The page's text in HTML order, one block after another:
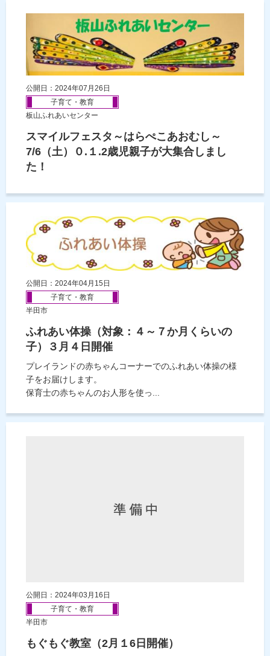
公開日：2024年07月26日
子育て・教育
板山ふれあいセンター
スマイルフェスタ～はらぺこあおむし～
7/6（土）０.１.2歳児親子が大集合しまし
た！
公開日：2024年04月15日
子育て・教育
半田市
ふれあい体操（対象：４～７か月くらいの
子）３月４日開催
プレイランドの赤ちゃんコーナーでのふれあい体操の様
子をお届けします。
保育士の赤ちゃんのお人形を使っ...
公開日：2024年03月16日
子育て・教育
半田市
もぐもぐ教室（2月１6日開催）